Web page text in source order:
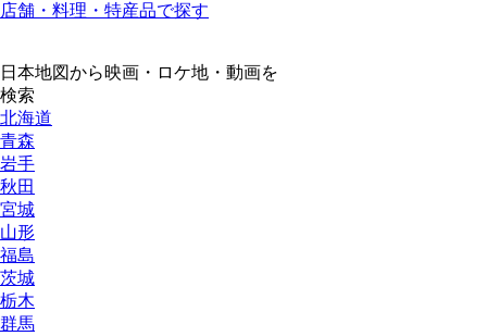
店舗・料理・特産品で探す
日本地図から映画・ロケ地・動画を
検索
北海道
青森
岩手
秋田
宮城
山形
福島
茨城
栃木
群馬